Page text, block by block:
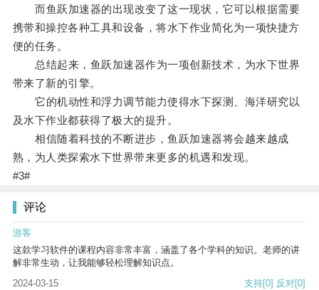
而鱼跃加速器的出现改变了这一现状，它可以根据需要
携带和操控各种工具和设备，将水下作业简化为一项快捷方
便的任务。
总结起来，鱼跃加速器作为一项创新技术，为水下世界
带来了新的引擎。
它的机动性和浮力调节能力使得水下探测、海洋研究以
及水下作业都获得了极大的提升。
相信随着科技的不断进步，鱼跃加速器将会越来越成
熟，为人类探索水下世界带来更多的机遇和发现。
#3#
评论
游客
这款学习软件的课程内容非常丰富，涵盖了各个学科的知识。老师的讲
解非常生动，让我能够轻松理解知识点。
2024-03-15
支持[0] 反对[0]